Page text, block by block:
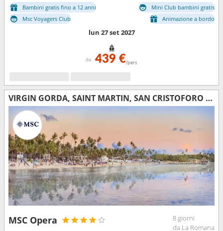
Bambini gratis fino a 12 anni
Mini Club bambini gratis
Msc Voyagers Club
Animazione a bordo
lun 27 set 2027
da 439 €/pers
VIRGIN GORDA, SAINT MARTIN, SAN CRISTOFORO E NEVIS, ANTIGUA E BARBUDA, REPUBBLICA DOMINICANA
MSC Opera
8 giorni
da La Romana